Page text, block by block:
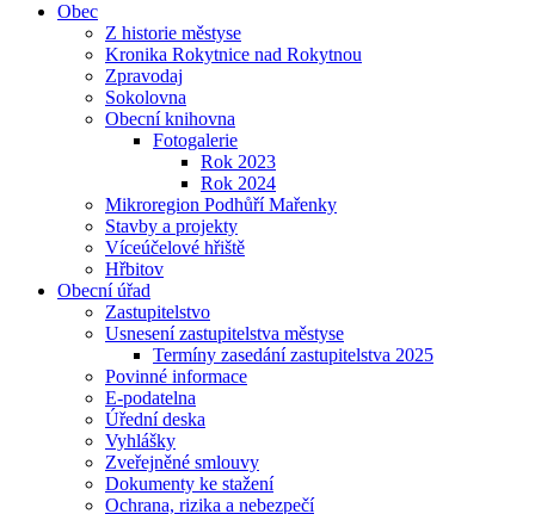
Obec
Z historie městyse
Kronika Rokytnice nad Rokytnou
Zpravodaj
Sokolovna
Obecní knihovna
Fotogalerie
Rok 2023
Rok 2024
Mikroregion Podhůří Mařenky
Stavby a projekty
Víceúčelové hřiště
Hřbitov
Obecní úřad
Zastupitelstvo
Usnesení zastupitelstva městyse
Termíny zasedání zastupitelstva 2025
Povinné informace
E-podatelna
Úřední deska
Vyhlášky
Zveřejněné smlouvy
Dokumenty ke stažení
Ochrana, rizika a nebezpečí